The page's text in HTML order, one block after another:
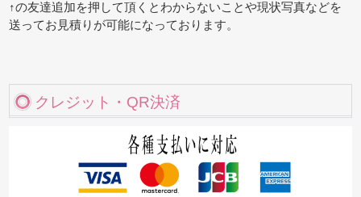
↑の友達追加を押して頂くとわからないことや現状写真などを
送ってお見積りが可能になっております。
クレジット・QR決済